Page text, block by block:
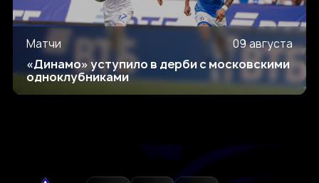
Матчи 09 августа
«Динамо» уступило в дерби с московскими
одноклубниками